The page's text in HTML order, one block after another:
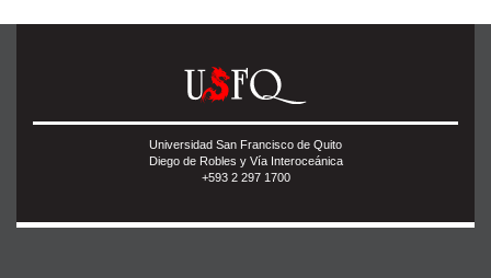
Universidad San Francisco de Quito
Diego de Robles y Vía Interoceánica
+593 2 297 1700